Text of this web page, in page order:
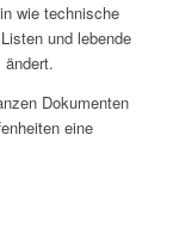
wie technische
und lebende
Dokumenten
eine